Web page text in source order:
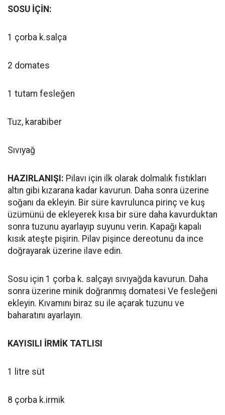
SOSU İÇİN:
1 çorba k.salça
2 domates
1 tutam fesleğen
Tuz, karabiber
Sıvıyağ
HAZIRLANIŞI: Pilavı için ilk olarak dolmalık fıstıkları
altın gibi kızarana kadar kavurun. Daha sonra üzerine
soğanı da ekleyin. Bir süre kavrulunca pirinç ve kuş
üzümünü de ekleyerek kısa bir süre daha kavurduktan
sonra tuzunu ayarlayıp suyunu verin. Kapağı kapalı
kısık ateşte pişirin. Pilav pişince dereotunu da ince
doğrayarak üzerine ilave edin.
Sosu için 1 çorba k. salçayı sıvıyağda kavurun. Daha
sonra üzerine minik doğranmış domatesi Ve fesleğeni
ekleyin. Kıvamını biraz su ile açarak tuzunu ve
baharatını ayarlayın.
KAYISILI İRMİK TATLISI
1 litre süt
8 çorba k.irmik